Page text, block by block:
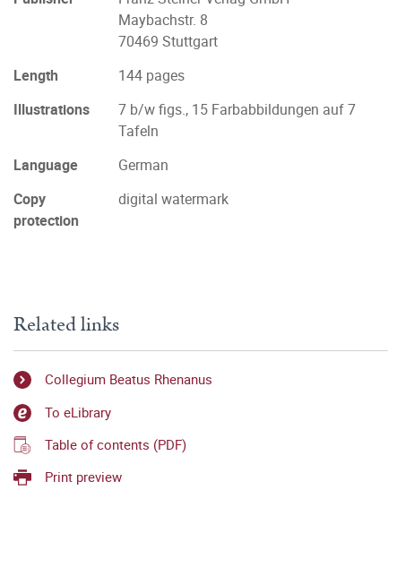
Maybachstr. 8
70469 Stuttgart
Length
144 pages
Illustrations
7 b/w figs., 15 Farbabbildungen auf 7
Tafeln
Language
German
Copy
protection
digital watermark
Related links
Collegium Beatus Rhenanus
To eLibrary
Table of contents (PDF)
Print preview